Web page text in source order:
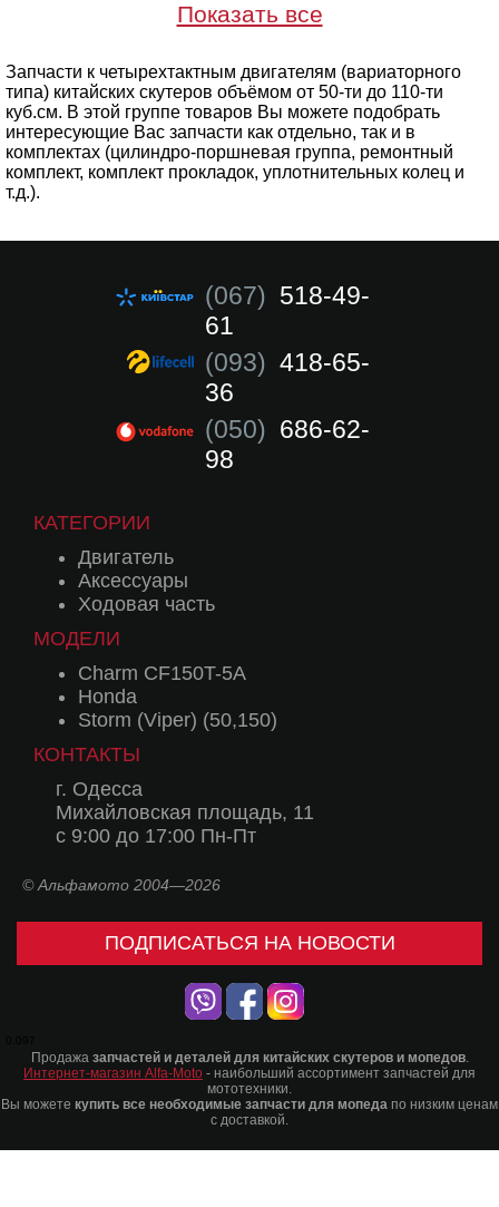
Показать все
Запчасти к четырехтактным двигателям (вариаторного
типа) китайских скутеров объёмом от 50-ти до 110-ти
куб.см. В этой группе товаров Вы можете подобрать
интересующие Вас запчасти как отдельно, так и в
комплектах (цилиндро-поршневая группа, ремонтный
комплект, комплект прокладок, уплотнительных колец и
т.д.).
(067) 518-49-
61
(093) 418-65-
36
(050) 686-62-
98
КАТЕГОРИИ
Двигатель
Аксессуары
Ходовая часть
МОДЕЛИ
Charm CF150T-5A
Honda
Storm (Viper) (50,150)
КОНТАКТЫ
г. Одесса
Михайловская площадь, 11
с 9:00 до 17:00 Пн-Пт
© Альфамото 2004—2026
ПОДПИСАТЬСЯ НА НОВОСТИ
Продажа запчастей и деталей для китайских скутеров и мопедов.
Интернет-магазин Alfa-Moto - наибольший ассортимент запчастей для
мототехники.
Вы можете купить все необходимые запчасти для мопеда по низким ценам
с доставкой.